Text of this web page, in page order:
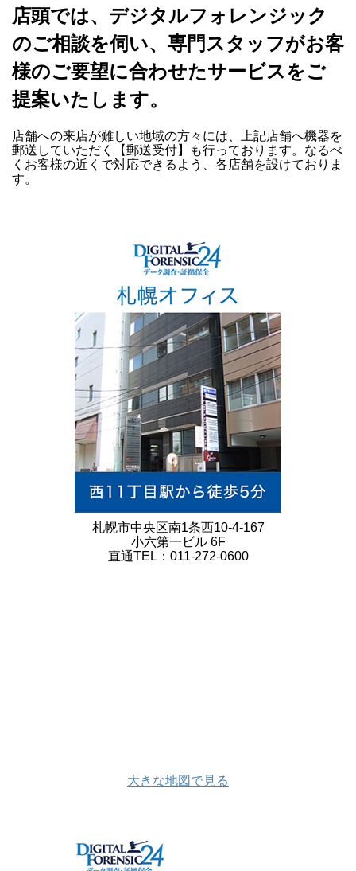
店頭では、デジタルフォレンジック
のご相談を伺い、専門スタッフがお客
様のご要望に合わせたサービスをご
提案いたします。
店舗への来店が難しい地域の方々には、上記店舗へ機器を
郵送していただく【郵送受付】も行っております。なるべ
くお客様の近くで対応できるよう、各店舗を設けておりま
す。
札幌市中央区南1条西10-4-167
小六第一ビル 6F
直通TEL：011-272-0600
大きな地図で見る